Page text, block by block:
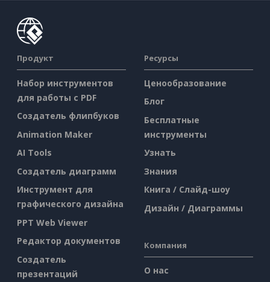
Продукт
Набор инструментов
для работы с PDF
Создатель флипбуков
Animation Maker
AI Tools
Создатель диаграмм
Инструмент для
графического дизайна
PPT Web Viewer
Редактор документов
Создатель
презентаций
Ресурсы
Ценообразование
Блог
Бесплатные
инструменты
Узнать
Знания
Книга / Слайд-шоу
Дизайн / Диаграммы
Компания
О нас